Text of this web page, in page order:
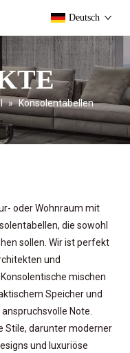
Deutsch
» Konsolentabellen
oder Wohnraum mit
die sowohl
sollen. Wir ist perfekt
und
mischen
Speicher und
Note.
Stile, darunter moderner
und luxuriöse